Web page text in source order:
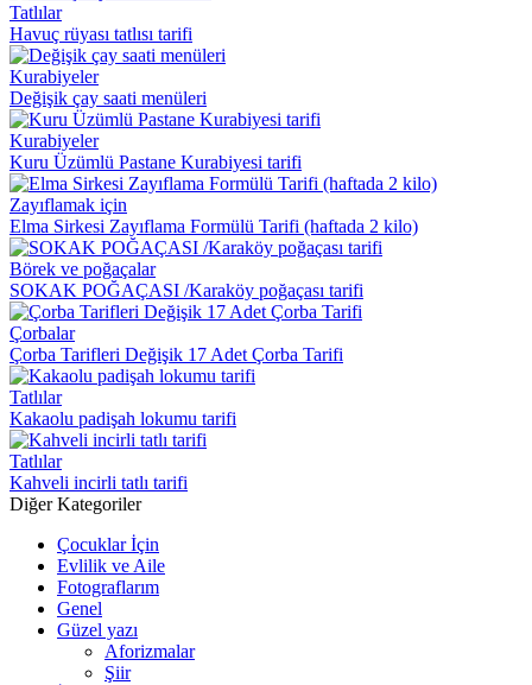
Tatlılar
Havuç rüyası tatlısı tarifi
Kurabiyeler
Değişik çay saati menüleri
Kurabiyeler
Kuru Üzümlü Pastane Kurabiyesi tarifi
Zayıflamak için
Elma Sirkesi Zayıflama Formülü Tarifi (haftada 2 kilo)
Börek ve poğaçalar
SOKAK POĞAÇASI /Karaköy poğaçası tarifi
Çorbalar
Çorba Tarifleri Değişik 17 Adet Çorba Tarifi
Tatlılar
Kakaolu padişah lokumu tarifi
Tatlılar
Kahveli incirli tatlı tarifi
Diğer Kategoriler
Çocuklar İçin
Evlilik ve Aile
Fotograflarım
Genel
Güzel yazı
Aforizmalar
Şiir